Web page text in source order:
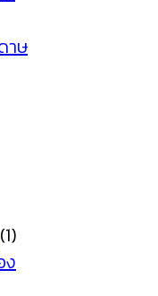
าษ
(1)
ง